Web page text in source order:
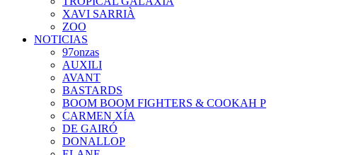
XAVI SARRIÀ
ZOO
NOTICIAS
97onzas
AUXILI
AVANT
BASTARDS
BOOM BOOM FIGHTERS & COOKAH P
CARMEN XÍA
DE GAIRÓ
DONALLOP